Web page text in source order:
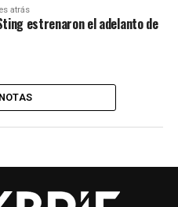
atrás
estrenaron el adelanto de